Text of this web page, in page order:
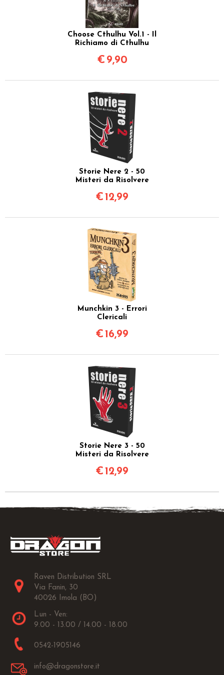
Choose Cthulhu Vol.1 - Il
Richiamo di Cthulhu
€ 9,90
Storie Nere 2 - 50
Misteri da Risolvere
€ 12,99
Munchkin 3 - Errori
Clericali
€ 16,99
Storie Nere 3 - 50
Misteri da Risolvere
€ 12,99
Raven Distribution SRL
Via Fanin, 30
40026 Imola (BO)
Lun - Ven:
9.00 - 13.00 / 14.00 - 18.00
0542-1905146
info@dragonstore.it